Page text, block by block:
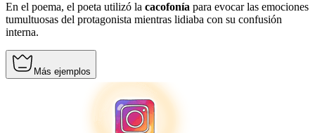
En el poema, el poeta utilizó la cacofonía para evocar las emociones
tumultuosas del protagonista mientras lidiaba con su confusión
interna.
Más ejemplos